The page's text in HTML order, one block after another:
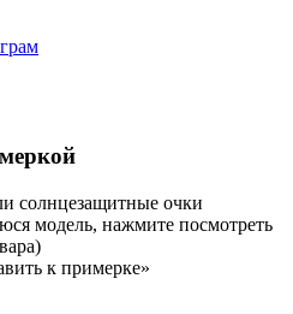
солнцезащитные очки
модель, нажмите посмотреть
к примерке»